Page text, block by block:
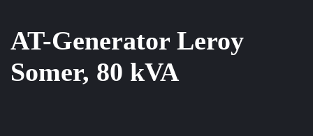
AT-Generator Leroy
Somer, 80 kVA